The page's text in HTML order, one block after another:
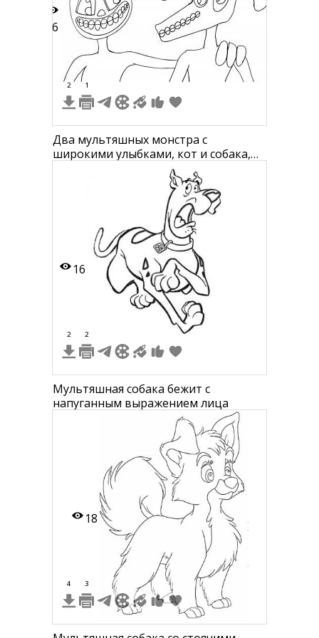
16
2 1
Два мультяшных монстра с
широкими улыбками, кот и собака,
16
2 2
Мультяшная собака бежит с
напуганным выражением лица
18
4 3